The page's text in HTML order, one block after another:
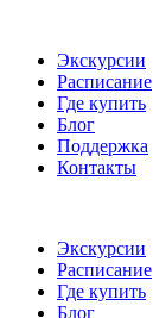
Экскурсии
Расписание
Где купить
Блог
Поддержка
Контакты
Экскурсии
Расписание
Где купить
Блог